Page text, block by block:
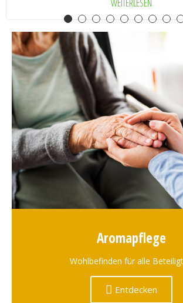
WEITERLESEN
Aromapflege
Wohlbefinden für alle
Entdecken